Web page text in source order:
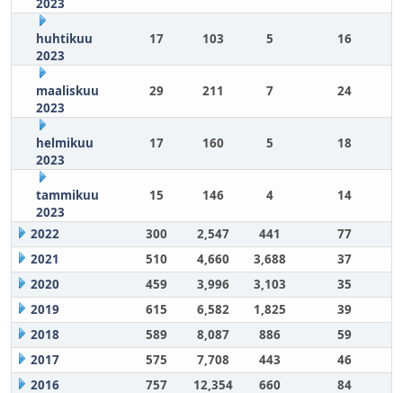
2023
huhtikuu
2023
17 103 5 16
maaliskuu
2023
29 211 7 24
helmikuu
2023
17 160 5 18
tammikuu
2023
15 146 4 14
2022 300 2,547 441
77
2021
510 4,660 3,688
37
2020
459 3,996 3,103
35
2019
615 6,582 1,825
39
2018
589 8,087 886
59
2017
575 7,708 443
46
2016
757 12,354 660 84